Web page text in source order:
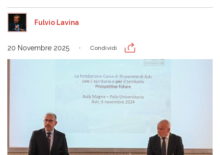
Fulvio Lavina
20 Novembre 2025 Condividi